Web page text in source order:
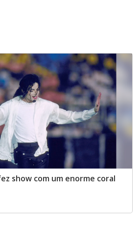
show com um enorme coral